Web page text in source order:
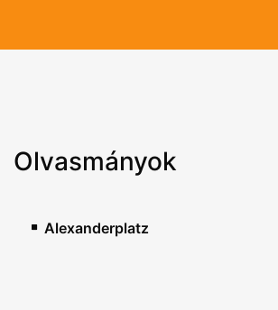
Olvasmányok
Alexanderplatz